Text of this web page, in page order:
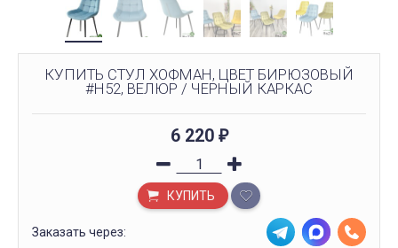
КУПИТЬ СТУЛ ХОФМАН, ЦВЕТ БИРЮЗОВЫЙ
#H52, ВЕЛЮР / ЧЕРНЫЙ КАРКАС
6 220 ₽
КУПИТЬ
Заказать через: